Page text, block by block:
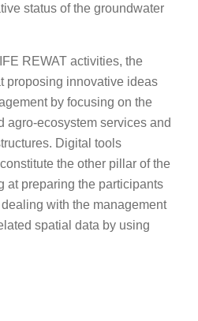
status of the groundwater
REWAT activities, the
proposing innovative ideas
by focusing on the
agro-ecosystem services and
Digital tools
the other pillar of the
at preparing the participants
with the management
spatial data by using